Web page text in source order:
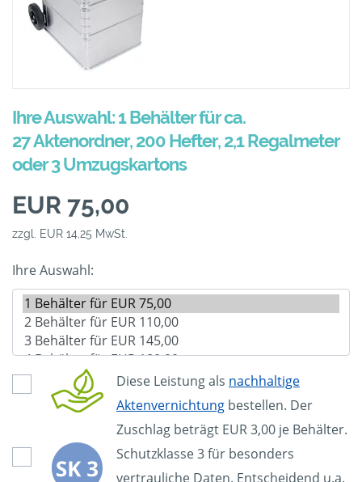
Ihre Auswahl: 1 Behälter für ca.
27 Aktenordner, 200 Hefter, 2,1 Regalmeter
oder 3 Umzugskartons
EUR 75,00
zzgl. EUR 14,25 MwSt.
Ihre Auswahl:
Diese Leistung als nachhaltige
Aktenvernichtung bestellen. Der
Zuschlag beträgt EUR 3,00 je Behälter.
Schutzklasse 3 für besonders
vertrauliche Daten. Entscheidend u.a.